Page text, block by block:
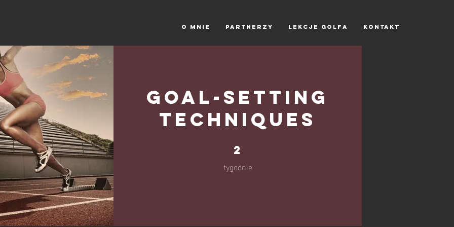
O MNIE PARTNERZY LEKCJE GOLFA KONTAKT
Goal-Setting
Techniques
2
tygodnie
2 tygodnie